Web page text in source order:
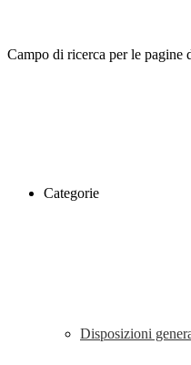
Campo di ricerca per le pagine
Categorie
Disposizioni